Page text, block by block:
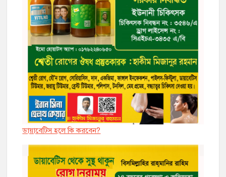
ডায়াবেট্সি হলে কি করবেন?